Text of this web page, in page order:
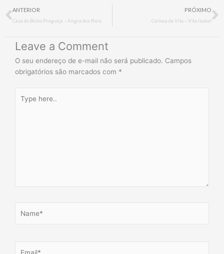
Prev
ANTERIOR
Casa do Bicho Preguiça – Angra dos Reis
PRÓXIMO
Carioca da Vila – Vila Isabel
Leave a Comment
O seu endereço de e-mail não será publicado. Campos
obrigatórios são marcados com *
here..